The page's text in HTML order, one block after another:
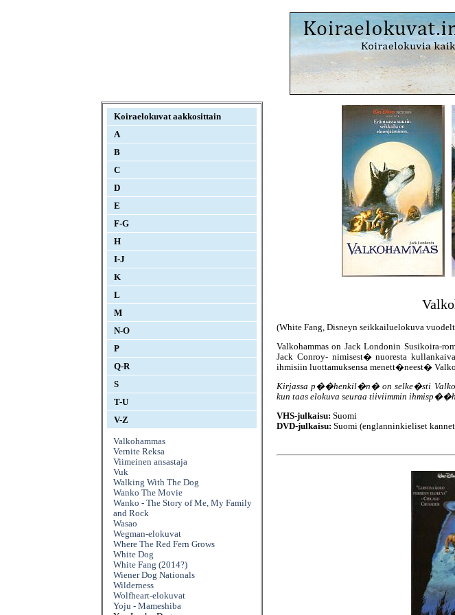
Koiraelokuvat aakkosittain
A
B
C
D
E
F-G
H
I-J
K
L
M
N-O
P
Q-R
S
T-U
V-Z
Valkohammas
Vernite Reksa
Viimeinen ansastaja
Vuk
Walking With The Dog
Wanko The Movie
Wanko - The Story of Me, My Family
and Rock
Wasao
Wegman-elokuvat
Where The Red Fern Grows
White Dog
White Fang (2014?)
Wiener Dog Nationals
Wilderness
Wolfheart-elokuvat
Yoju - Mameshiba
(White Fang, Disneyn seikkailuelokuva
Valkohammas on Jack Londonin Susikoira-
Jack Conroy- nimisest� nuoresta
ihmisiin luottamuksensa menett�neest�
Kirjassa p��henkil�n� on selke�sti
kun taas elokuva seuraa tiiviimmin
VHS-julkaisu: Suomi
DVD-julkaisu: Suomi (englanninkieliset